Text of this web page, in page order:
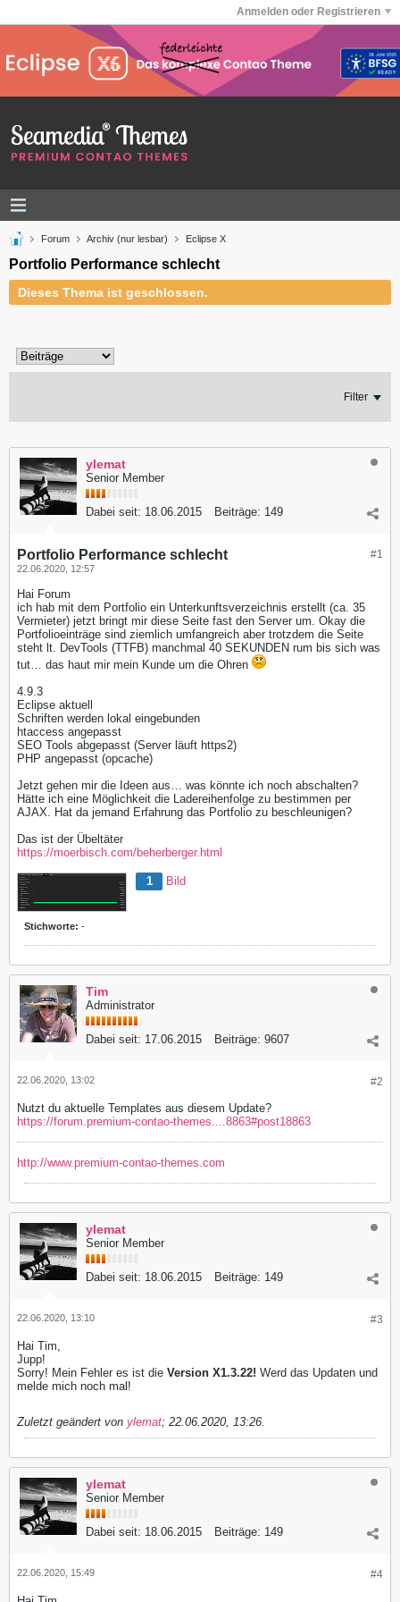
Anmelden oder Registrieren
Forum Archiv (nur lesbar) Eclipse X
Portfolio Performance schlecht
Dieses Thema ist geschlossen.
Filter
ylemat
Senior Member
Dabei seit: 18.06.2015 Beiträge: 149
#1
Portfolio Performance schlecht
22.06.2020, 12:57
Hai Forum
ich hab mit dem Portfolio ein Unterkunftsverzeichnis erstellt (ca. 35
Vermieter) jetzt bringt mir diese Seite fast den Server um. Okay die
Portfolioeinträge sind ziemlich umfangreich aber trotzdem die Seite
steht lt. DevTools (TTFB) manchmal 40 SEKUNDEN rum bis sich was
tut… das haut mir mein Kunde um die Ohren
4.9.3
Eclipse aktuell
Schriften werden lokal eingebunden
htaccess angepasst
SEO Tools abgepasst (Server läuft https2)
PHP angepasst (opcache)
Jetzt gehen mir die Ideen aus… was könnte ich noch abschalten?
Hätte ich eine Möglichkeit die Ladereihenfolge zu bestimmen per
AJAX. Hat da jemand Erfahrung das Portfolio zu beschleunigen?
Das ist der Übeltäter
https://moerbisch.com/beherberger.html
1 Bild
Stichworte: -
Tim
Administrator
Dabei seit: 17.06.2015 Beiträge: 9607
#2
22.06.2020, 13:02
Nutzt du aktuelle Templates aus diesem Update?
https://forum.premium-contao-themes....8863#post18863
http://www.premium-contao-themes.com
ylemat
Senior Member
Dabei seit: 18.06.2015 Beiträge: 149
#3
22.06.2020, 13:10
Hai Tim,
Jupp!
Sorry! Mein Fehler es ist die Version X1.3.22! Werd das Updaten und
melde mich noch mal!
Zuletzt geändert von ylemat; 22.06.2020, 13:26
ylemat
Senior Member
Dabei seit: 18.06.2015 Beiträge: 149
#4
22.06.2020, 15:49